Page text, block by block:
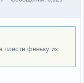
плести феньку из